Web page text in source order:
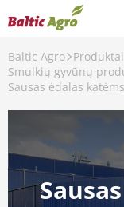
Baltic Agro
Smulkių gyvūnų
Sausas ėdalas katėms
preparatai